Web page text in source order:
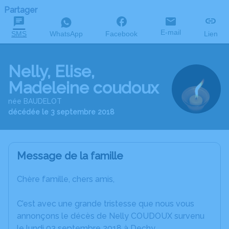
Partager
SMS WhatsApp Facebook E-mail Lien
Nelly, Elise,
Madeleine coudoux
née BAUDELOT
décédée le 3 septembre 2018
Message de la famille
Chère famille, chers amis,
C’est avec une grande tristesse que nous vous
annonçons le décès de Nelly COUDOUX survenu